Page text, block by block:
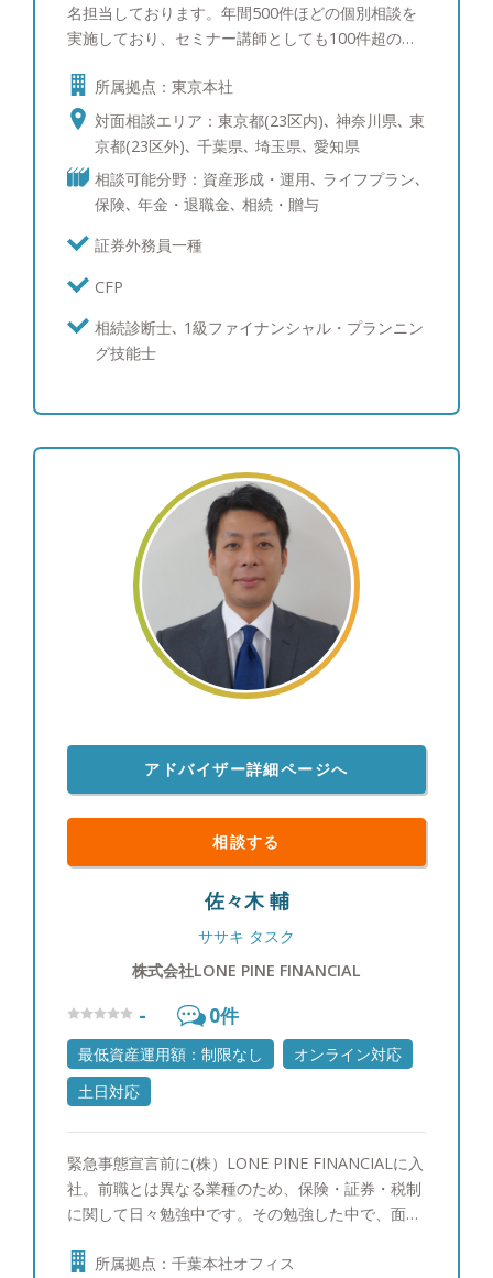
名担当しております。年間500件ほどの個別相談を
実施しており、セミナー講師としても100件超の実
てたらと思います。
所属拠点：東京本社
対面相談エリア：東京都(23区内)､ 神奈川県､ 東
京都(23区外)､ 千葉県､ 埼玉県､ 愛知県
相談可能分野：資産形成・運用､ ライフプラン､
保険､ 年金・退職金､ 相続・贈与
証券外務員一種
CFP
相続診断士､ 1級ファイナンシャル・プランニン
グ技能士
アドバイザー詳細ページへ
相談する
佐々木 輔
ササキ タスク
株式会社LONE PINE FINANCIAL
- 0件
最低資産運用額：制限なし
オンライン対応
土日対応
緊急事態宣言前に(株）LONE PINE FINANCIALに入
社。前職とは異なる業種のため、保険・証券・税制
に関して日々勉強中です。その勉強した中で、面白
じたことを皆様にも実感してもらえるようお伝えし
所属拠点：千葉本社オフィス